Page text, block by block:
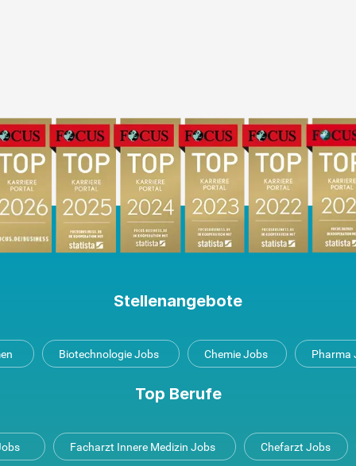
Stellenangebote
Biotechnologie Jobs Chemie Jobs Pharma
Top Berufe
Facharzt Innere Medizin Jobs Chefarzt Jobs